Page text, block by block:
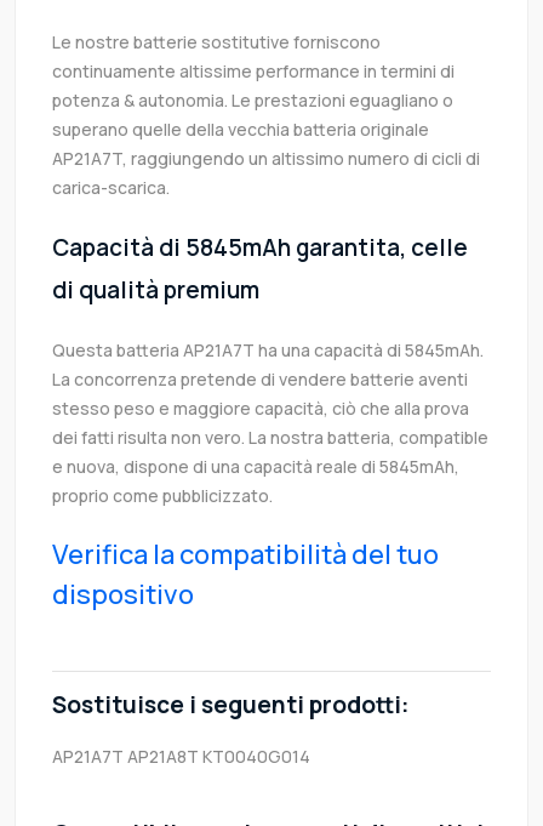
Le nostre batterie sostitutive forniscono
continuamente altissime performance in termini di
potenza & autonomia. Le prestazioni eguagliano o
superano quelle della vecchia batteria originale
AP21A7T, raggiungendo un altissimo numero di cicli di
carica-scarica.
Capacità di 5845mAh garantita, celle
di qualità premium
Questa batteria AP21A7T ha una capacità di 5845mAh.
La concorrenza pretende di vendere batterie aventi
stesso peso e maggiore capacità, ciò che alla prova
dei fatti risulta non vero. La nostra batteria, compatible
e nuova, dispone di una capacità reale di 5845mAh,
proprio come pubblicizzato.
Verifica la compatibilità del tuo
dispositivo
Sostituisce i seguenti prodotti:
AP21A7T AP21A8T KT0040G014